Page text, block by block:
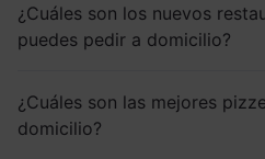
¿Cuáles son los nuevos
puedes pedir a domicilio?
¿Cuáles son las mejores
domicilio?